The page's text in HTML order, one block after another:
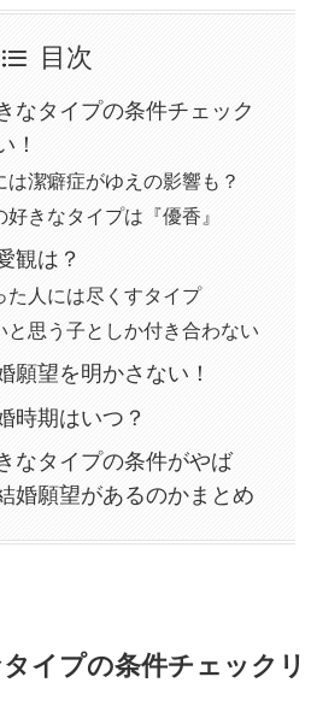
目次
なタイプの条件チェック
！
は潔癖症がゆえの影響も？
きなタイプは『優香』
観は？
た人には尽くすタイプ
と思う子としか付き合わない
願望を明かさない！
時期はいつ？
なタイプの条件がやば
婚願望があるのかまとめ
イプの条件チェックリ